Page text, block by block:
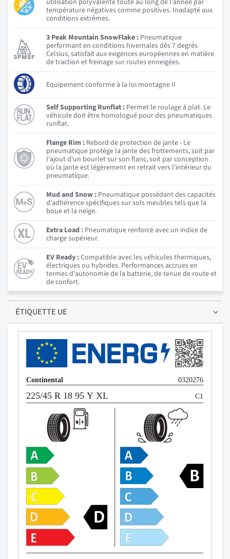
température négatives comme positives. Inadapté aux
conditions extrêmes.
3 Peak Mountain SnowFlake : Pneumatique
performant en conditions hivernales dès 7 degrés
Celsius, satisfait aux exigences européennes en matière
de traction et freinage sur routes enneigées.
Equipement conforme à la loi montagne II
Self Supporting Runflat : Permet le roulage à plat. Le
véhicule doit être homologué pour des pneumatiques
runflat.
Flange Rim : Rebord de protection de jante - Le
pneumatique protège la jante des frottements, soit par
l'ajout d'un bourlet sur son flanc, soit par conception
où la jante est légèrement en retrait vers l'intérieur du
pneumatique.
Mud and Snow : Pneumatique possédant des capacités
d'adhérence spécifiques sur sols meubles tels que la
boue et la neige.
Extra Load : Pneumatique renforcé avec un indice de
charge supérieur.
EV Ready :Compatible avec les véhicules thermiques,
électriques ou hybrides. Performances accrues en
termes d'autonomie de la batterie, de tenue de route et
de confort.
ÉTIQUETTE UE